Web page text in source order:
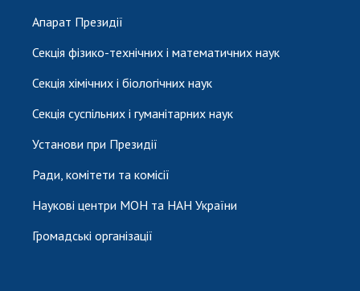
Апарат Президії
Секція фізико-технічних і математичних наук
Секція хімічних і біологічних наук
Секція суспільних і гуманітарних наук
Установи при Президії
Ради, комітети та комісії
Наукові центри МОН та НАН України
Громадські організації